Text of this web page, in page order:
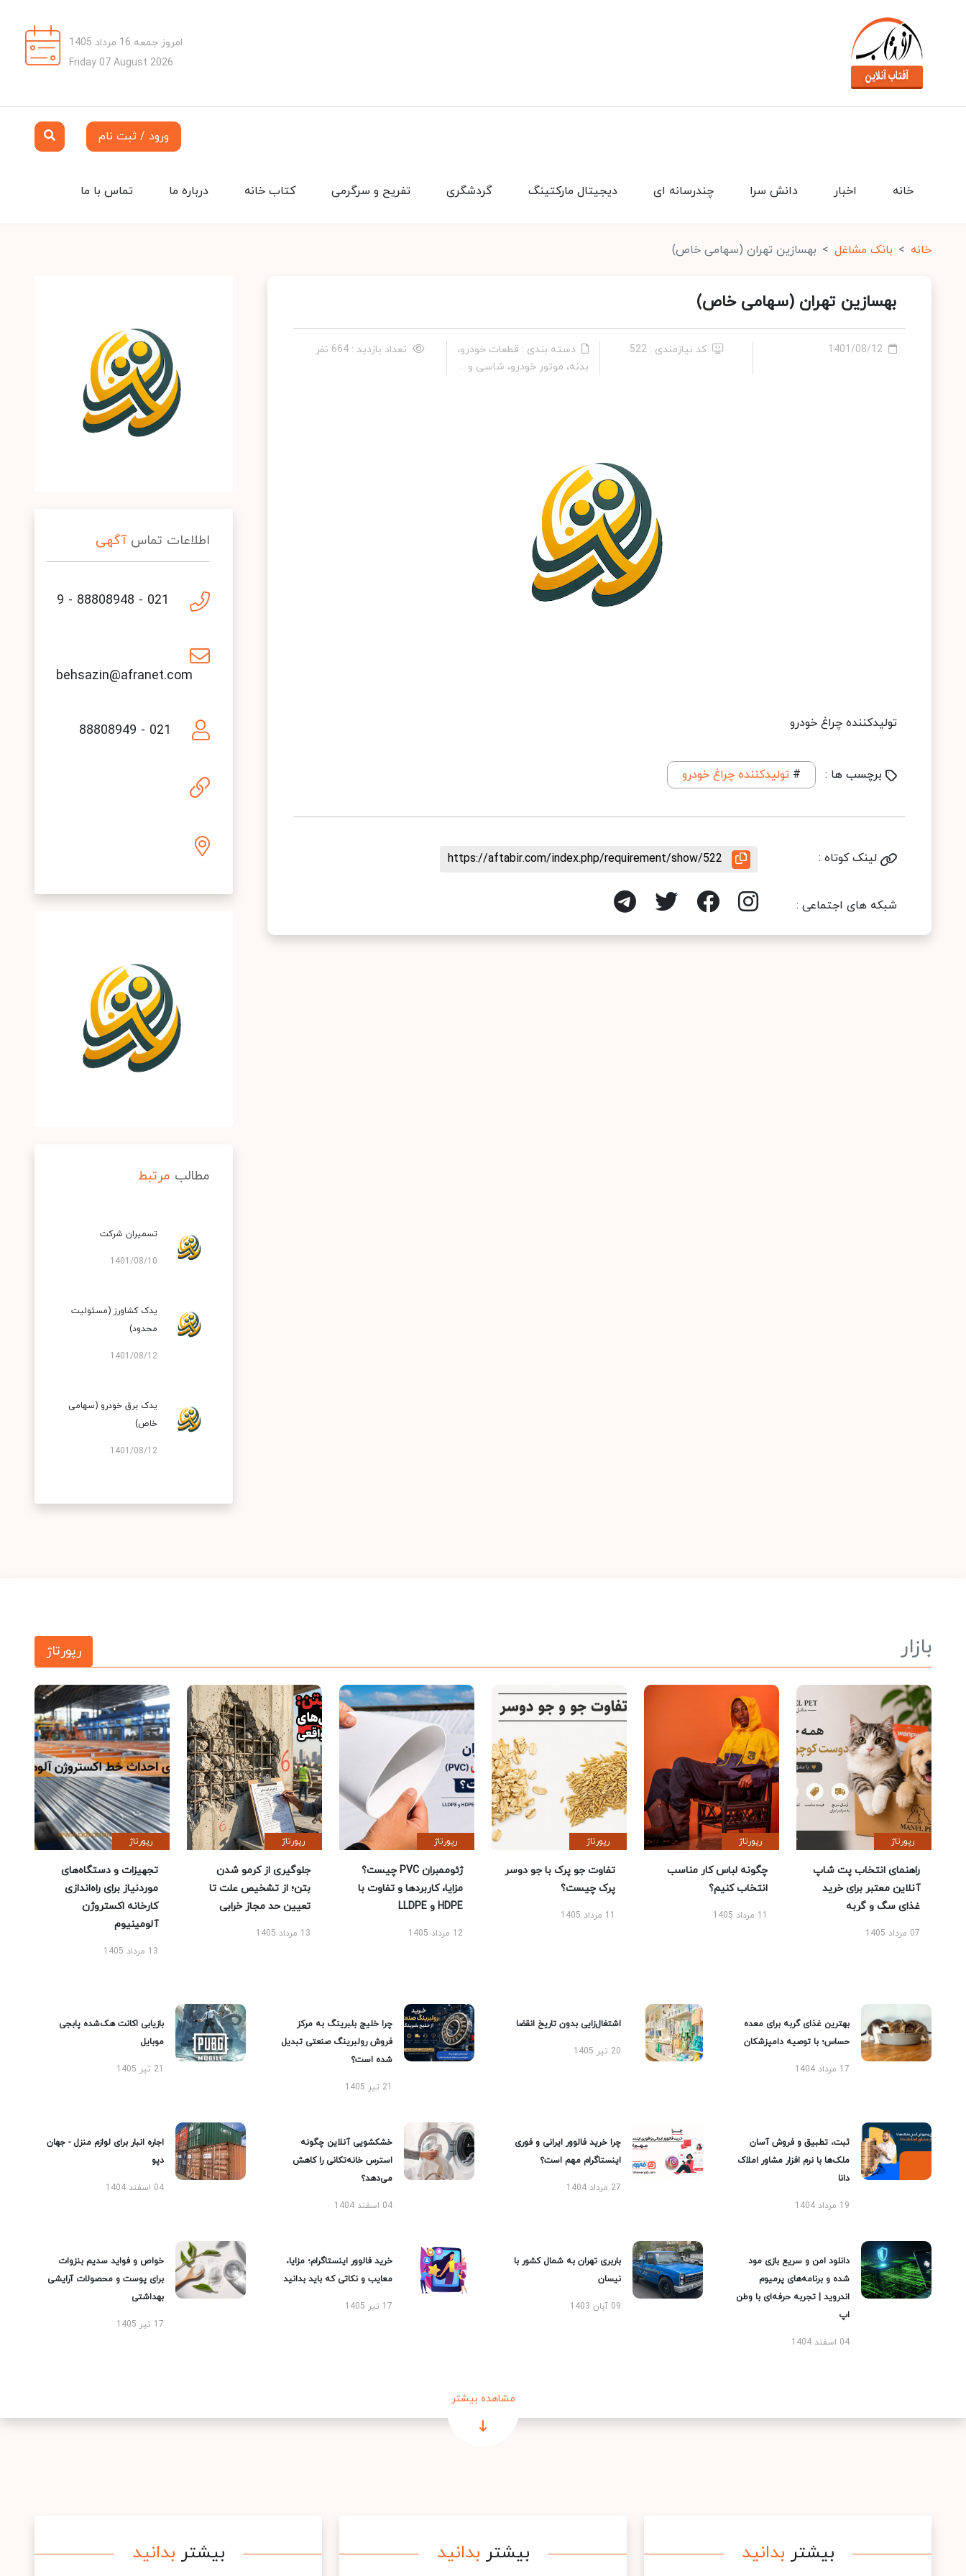
امروز جمعه 16 مرداد 1405
Friday 07 August 2026
ورود / ثبت نام
تماس با ما درباره ما کتاب خانه تفریح و سرگرمی گردشگری دیجیتال مارکتینگ چندرسانه ای دانش سرا اخبار خانه
خانه بانک مشاغل بهسازین تهران (سهامی خاص)
بهسازین تهران (سهامی خاص)
1401/08/12 کد نیازمندی : 522
دسته بندی : قطعات خودرو،
بدنه، موتور خودرو، شاسی و ...
تعداد بازدید : 664 نفر
تولیدکننده چراغ خودرو
برچسب ها : # تولیدکننده چراغ خودرو
لینک کوتاه : https://aftabir.com/index.php/requirement/show/522
شبکه های اجتماعی :
اطلاعات تماس آگهی
021 - 88808948 - 9
behsazin@afranet.com
021 - 88808949
مطالب مرتبط
تسمیران شرکت
1401/08/10
یدک کشاورز (مسئولیت
محدود)
1401/08/12
یدک برق خودرو (سهامی
خاص)
1401/08/12
بازار رپورتاژ
رپورتاژ
راهنمای انتخاب پت شاپ
آنلاین معتبر برای خرید
غذای سگ و گربه
07 مرداد 1405
رپورتاژ
چگونه لباس کار مناسب
انتخاب کنیم؟
11 مرداد 1405
رپورتاژ
تفاوت جو پرک با جو دوسر
پرک چیست؟
11 مرداد 1405
رپورتاژ
ژئوممبران PVC چیست؟
مزایا، کاربردها و تفاوت با
HDPE و LLDPE
12 مرداد 1405
رپورتاژ
جلوگیری از کرمو شدن
بتن؛ از تشخیص علت تا
تعیین حد مجاز خرابی
13 مرداد 1405
رپورتاژ
تجهیزات و دستگاه‌های
موردنیاز برای راه‌اندازی
کارخانه اکستروژن
آلومینیوم
13 مرداد 1405
بهترین غذای گربه برای معده
حساس؛ با توصیه دامپزشکان
17 مرداد 1404
اشتغال‌زایی بدون تاریخ انقضا
20 تیر 1405
چرا خلیج بلبرینگ به مرکز
فروش رولبرینگ صنعتی تبدیل
شده است؟
21 تیر 1405
بازیابی اکانت هک‌شده پابجی
موبایل
21 تیر 1405
ثبت، تطبیق و فروش آسان
ملک‌ها با نرم افزار مشاور املاک
دانا
19 مرداد 1404
چرا خرید فالوور ایرانی و فوری
اینستاگرام مهم است؟
27 مرداد 1404
خشکشویی آنلاین چگونه
استرس خانه‌تکانی را کاهش
می‌دهد؟
04 اسفند 1404
اجاره انبار برای لوازم منزل - جهان
دپو
04 اسفند 1404
دانلود امن و سریع بازی مود
شده و برنامه‌های پرمیوم
اندروید | تجربه حرفه‌ای با وطن
اپ
04 اسفند 1404
باربری تهران به شمال کشور با
نیسان
09 آبان 1403
خرید فالوور اینستاگرام؛ مزایا،
معایب و نکاتی که باید بدانید
17 تیر 1405
خواص و فواید سدیم بنزوات
برای پوست و محصولات آرایشی
بهداشتی
17 تیر 1405
مشاهده بیشتر
بیشتر بدانید بیشتر بدانید بیشتر بدانید